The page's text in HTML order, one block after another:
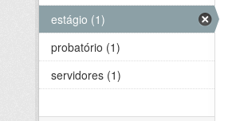
estágio (1)
probatório (1)
servidores (1)